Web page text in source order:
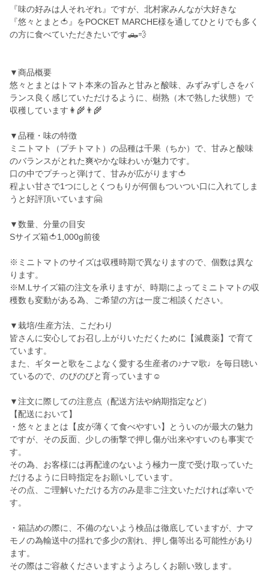
『味の好みは人それぞれ』ですが、北村家みんなが大好きな
『悠々とまと🍅』をPOCKET MARCHE様を通してひとりでも多く
の方に食べていただきたいです🛻💨
▼商品概要
悠々とまとはトマト本来の旨みと甘みと酸味、みずみずしさをバ
ランス良く感じていただけるように、樹熟（木で熟した状態）で
収穫しています👩‍🌾👨‍🌾
▼品種・味の特徴
ミニトマト（プチトマト）の品種は千果（ちか）で、甘みと酸味
のバランスがとれた爽やかな味わいが魅力です。
口の中でプチっと弾けて、甘みが広がります🍅
程よい甘さで1つにしとくつもりが何個もついつい口に入れてしま
うと好評頂いています🤗
▼数量、分量の目安
Sサイズ箱🍅1,000g前後
※ミニトマトのサイズは収穫時期で異なりますので、個数は異な
ります。
※M.Lサイズ箱の注文を承りますが、時期によってミニトマトの収
穫数も変動がある為、ご希望の方は一度ご相談ください。
▼栽培/生産方法、こだわり
皆さんに安心してお召し上がりいただくために【減農薬】で育て
ています。
また、ギターと歌をこよなく愛する生産者の♪ナマ歌♩を毎日聴い
ているので、のびのびと育っています☺️
▼注文に際しての注意点（配送方法や納期指定など）
【配送において】
・悠々とまとは【皮が薄くて食べやすい】とういのが最大の魅力
ですが、その反面、少しの衝撃で押し傷が出来やすいのも事実で
す。
その為、お客様には再配達のないよう極力一度で受け取っていた
だけるように日時指定をお願いしています。
その点、ご理解いただける方のみ是非ご注文いただければ幸いで
す。
・箱詰めの際に、不備のないよう検品は徹底していますが、ナマ
モノの為輸送中の揺れで多少の割れ、押し傷等出る可能性があり
ます。
その際はご容赦くださいますようよろしくお願い致します。